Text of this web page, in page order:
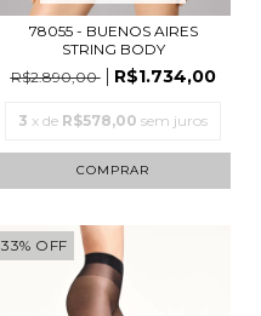
78055 - BUENOS AIRES
STRING BODY
R$2.890,00
R$1.734,00
3 x de R$578,00 sem juros
COMPRAR
33% OFF